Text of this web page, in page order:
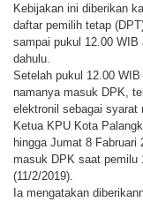
Kebijakan ini diberikan
daftar pemilih tetap
sampai pukul 12.00 WIB
dahulu.
Setelah pukul 12.00
namanya masuk DPK,
elektronil sebagai syarat
Ketua KPU Kota
hingga Jumat 8 Fabruari
masuk DPK saat pemilu
(11/2/2019).
Ia mengatakan